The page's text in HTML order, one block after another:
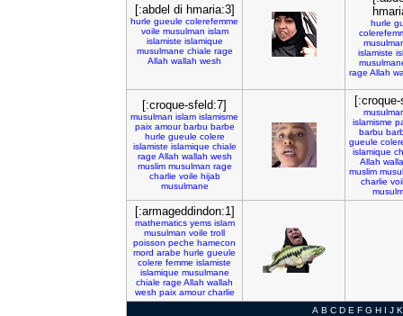
[:abdel di hmaria:3]
hurle gueule colerefemme
voile musulman islam
islamiste islamique
musulmane chiale rage
Allah wallah wesh
hurle
islamiste
rage Allah
[:croque-sfeld:7]
musulman islam islamisme
paix amour barbu barbe
hurle gueule colere
islamiste islamique chiale
rage Allah wallah wesh
muslim musulman rage
charlie voile hijab
musulmane
islamisme
barbu
gueule
islamique
Allah
muslim
charlie
[:armageddindon:1]
mathematics yems islam
musulman voile troll
poisson peche hamecon
mord arabe hurle gueule
colere femme islamiste
islamique musulmane
chiale rage Allah wallah
wesh paix amour charlie
A B C D E F G H I J K